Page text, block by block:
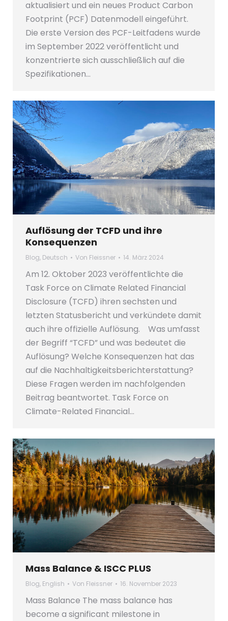
aktualisiert und ein neues Product Carbon
Footprint (PCF) Datenmodell eingeführt.
Die erste Version des PCF-Leitfadens wurde
im September 2022 veröffentlicht und
konzentrierte sich ausschließlich auf die
Spezifikationen…
Auflösung der TCFD und ihre
Konsequenzen
Blog, Deutsch Von Fleissner 14. März 2024
Am 12. Oktober 2023 veröffentlichte die
Task Force on Climate Related Financial
Disclosure (TCFD) ihren sechsten und
letzten Statusbericht und verkündete damit
auch ihre offizielle Auflösung. Was umfasst
der Begriff “TCFD” und was bedeutet die
Auflösung? Welche Konsequenzen hat das
auf die Nachhaltigkeitsberichterstattung?
Diese Fragen werden im nachfolgenden
Beitrag beantwortet. Task Force on
Climate-Related Financial…
Mass Balance & ISCC PLUS
Blog, English Von Fleissner 16. November 2023
Mass Balance The mass balance has
become a significant milestone in